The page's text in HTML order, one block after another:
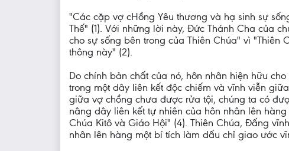
"Các cặp vợ cHồng Yêu thương và hạ sinh sự
Thế" (1). Với những lời này, Đức Thánh Cha của
cho sự sống bên trong của Thiên Chúa" vì
thông này" (2).
Do chính bản chất của nó, hôn nhân hiện hữu
trong một dây liên kết độc chiếm và vĩnh viễn
giữa vợ chồng chưa được rửa tội, chúng ta có
nâng dây liên kết tự nhiên của hôn nhân lên
Chúa Kitô và Giáo Hội" (4). Thiên Chúa, Đấng
nhân lên hàng một bí tích làm dấu chỉ giao ước